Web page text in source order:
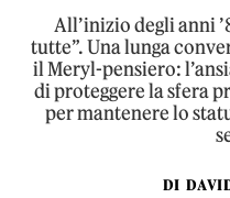
All’inizio degli anni
tutte”. Una lunga
il Meryl-pensiero:
di proteggere la sfera
per mantenere lo
DI